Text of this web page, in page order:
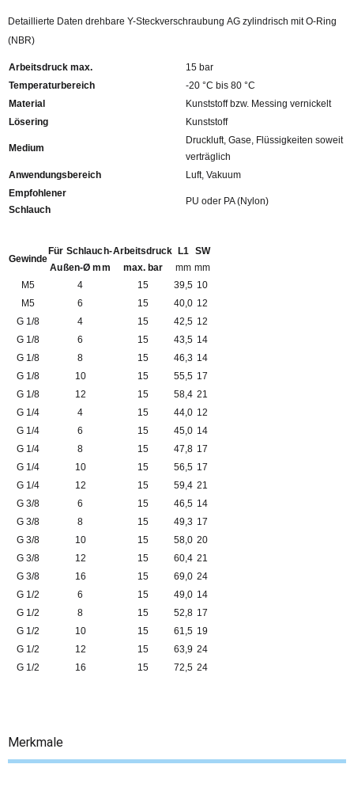
Detaillierte Daten drehbare Y-Steckverschraubung AG zylindrisch mit O-Ring
(NBR)
Arbeitsdruck max.
15 bar
Temperaturbereich
-20 °C bis 80 °C
Material
Kunststoff bzw. Messing vernickelt
Lösering
Kunststoff
Medium
Druckluft, Gase, Flüssigkeiten soweit
verträglich
Anwendungsbereich
Luft, Vakuum
Empfohlener
Schlauch
PU oder PA (Nylon)
Gewinde
Für Schlauch-
Außen-Ø mm
Arbeitsdruck
max. bar
L1
mm
SW
mm
M5
4 15 39,5 10
M5
6 15 40,0 12
G 1/8
4 15 42,5 12
G 1/8
6 15 43,5 14
G 1/8
8 15 46,3 14
G 1/8
10 15 55,5 17
G 1/8
12 15 58,4 21
G 1/4
4 15 44,0 12
G 1/4
6 15 45,0 14
G 1/4
8 15 47,8 17
G 1/4
10 15 56,5 17
G 1/4
12 15 59,4 21
G 3/8
6 15 46,5 14
G 3/8
8 15 49,3 17
G 3/8
10 15 58,0 20
G 3/8
12 15 60,4 21
G 3/8
16 15 69,0 24
G 1/2
6 15 49,0 14
G 1/2
8 15 52,8 17
G 1/2
10 15 61,5 19
G 1/2
12 15 63,9 24
G 1/2
16 15 72,5 24
Merkmale